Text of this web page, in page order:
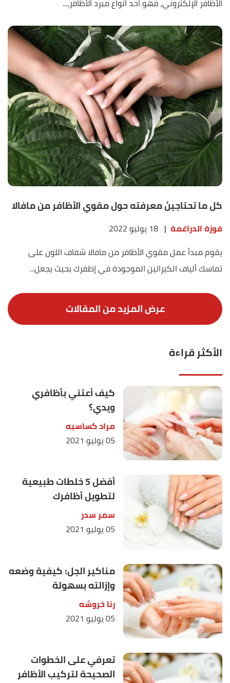
كل ما تحتاجينَ معرفته حول مقوي الأظافر من مافالا
فوزة الدراغمة | 18 يوليو 2022
يقوم مبدأ عمل مقوي الأظافر من مافالا شفاف اللون على
تماسك ألياف الكيراتين الموجودة في إظفرك بحيث يجعل...
الأكثر قراءة
كيف أعتني بأظافري
ويدي؟
مراد كساسبه
05 يوليو 2021
أفضل 5 خلطات طبيعية
لتطويل أظافرك
سمر سدر
05 يوليو 2021
مناكير الجل: كيفية وضعه
وإزالته بسهولة
رنا خروشه
05 يوليو 2021
تعرفي على الخطوات
الصحيحة لتركيب الأظافر